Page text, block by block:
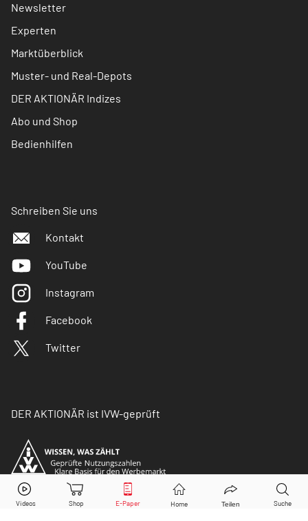
Newsletter
Experten
Marktüberblick
Muster- und Real-Depots
DER AKTIONÄR Indizes
Abo und Shop
Bedienhilfen
Schreiben Sie uns
Kontakt
YouTube
Instagram
Facebook
Twitter
DER AKTIONÄR ist IVW-geprüft